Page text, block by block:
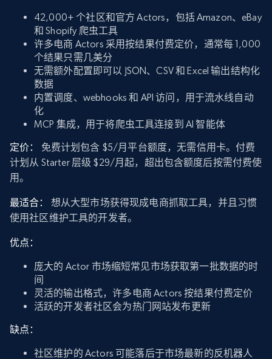
42,000+ 个社区和官方 Actors，包括 Amazon、eBay
和 Shopify 爬虫工具
许多电商 Actors 采用按结果付费定价，通常每 1,000
个结果只需几美分
无需额外配置即可以 JSON、CSV 和 Excel 输出结构化
数据
内置调度、webhooks 和 API 访问，用于流水线自动
化
MCP 集成，用于将爬虫工具连接到 AI 智能体
定价：
免费计划包含 $5/月平台额度，无需信用卡。付费
计划从 Starter 层级 $29/月起，超出包含额度后按需付费使
用。
最适合：
想从大型市场获得现成电商抓取工具，并且习惯
使用社区维护工具的开发者。
优点：
庞大的 Actor 市场缩短常见市场获取第一批数据的时
间
灵活的输出格式，许多电商 Actors 按结果付费定价
活跃的开发者社区会为热门网站发布更新
缺点：
社区维护的 Actors 可能落后于市场最新的反机器人